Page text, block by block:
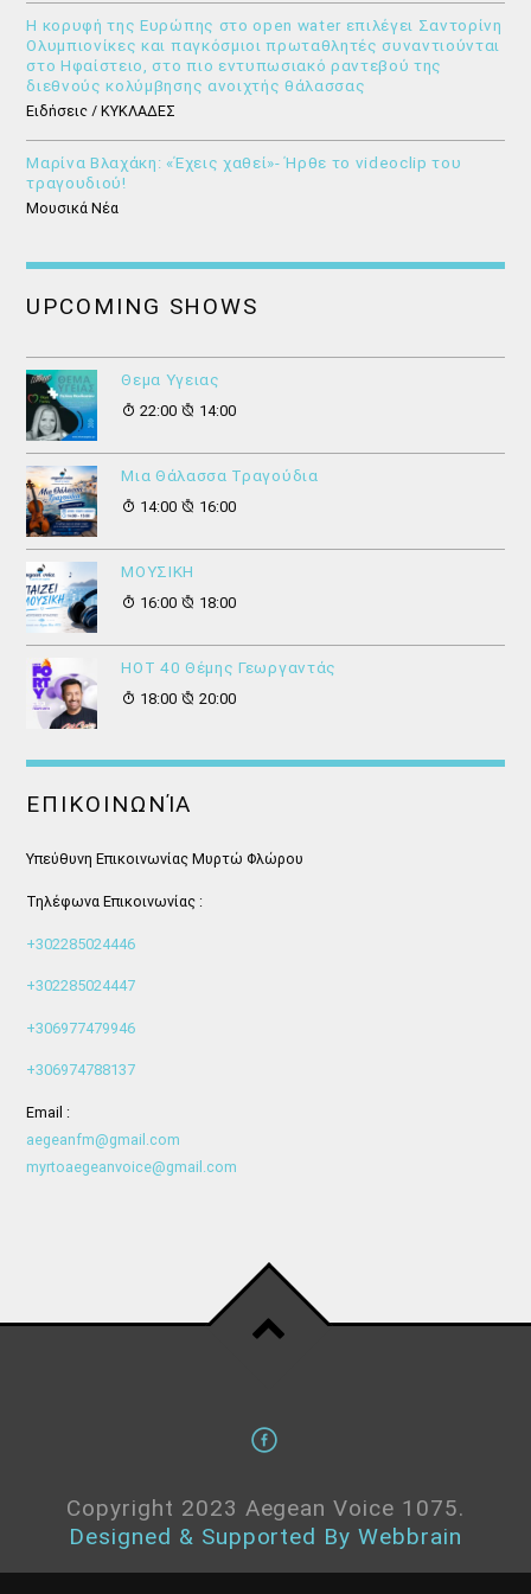
Η κορυφή της Ευρώπης στο open water επιλέγει Σαντορίνη
Ολυμπιονίκες και παγκόσμιοι πρωταθλητές συναντιούνται
στο Ηφαίστειο, στο πιο εντυπωσιακό ραντεβού της
διεθνούς κολύμβησης ανοιχτής θάλασσας
Ειδήσεις / ΚΥΚΛΑΔΕΣ
Μαρίνα Βλαχάκη: «Έχεις χαθεί»- Ήρθε το videoclip του
τραγουδιού!
Μουσικά Νέα
UPCOMING SHOWS
Θεμα Υγειας
22:00
14:00
Μια Θάλασσα Τραγούδια
14:00
16:00
ΜΟΥΣΙΚΗ
16:00
18:00
HOT 40 Θέμης Γεωργαντάς
18:00
20:00
ΕΠΙΚΟΙΝΩΝΊΑ
Υπεύθυνη Επικοινωνίας Μυρτώ Φλώρου
Τηλέφωνα Επικοινωνίας :
+302285024446
+302285024447
+306977479946
+306974788137
Email :
aegeanfm@gmail.com
myrtoaegeanvoice@gmail.com
Copyright 2023 Aegean Voice 1075.
Designed & Supported By Webbrain